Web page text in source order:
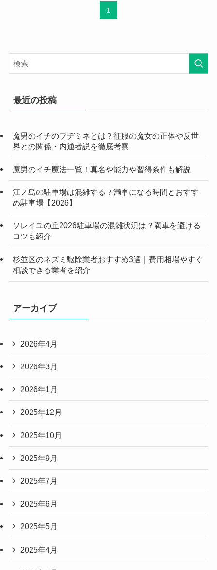
1
最近の投稿
魔男のイチのフヂミネとは？征服の魔女の正体や反世
界との関係・内通者説を徹底考察
魔男のイチ魔法一覧！真名や能力や習得条件も解説
江ノ島の駐車場は混雑する？満車になる時間とおすす
め駐車場【2026】
ソレイユの丘2026駐車場の混雑状況は？満車を避ける
コツも紹介
杉並区のネズミ駆除業者おすすめ3選｜費用相場やすぐ
相談できる業者を紹介
アーカイブ
2026年4月
2026年3月
2026年1月
2025年12月
2025年10月
2025年9月
2025年7月
2025年6月
2025年5月
2025年4月